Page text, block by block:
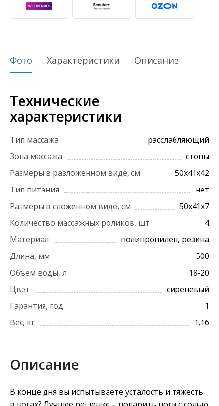
Фото Характеристики Описание
Технические
характеристики
Тип массажа
расслабляющий
Зона массажа
стопы
Размеры в разложенном виде, см
50х41х42
Тип питания
нет
Размеры в сложенном виде, см
50х41х7
Количество массажных роликов, шт
4
Материал
полипропилен, резина
Длина, мм
500
Объем воды, л
18-20
Цвет
сиреневый
Гарантия, год
1
Вес, кг
1,16
Описание
В конце дня вы испытываете усталость и тяжесть